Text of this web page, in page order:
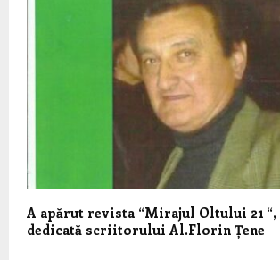
A apărut revista “Mirajul Oltului 21
dedicată scriitorului Al.Florin Țene